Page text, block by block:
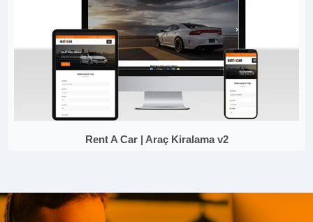
Rent A Car | Araç Kiralama v2